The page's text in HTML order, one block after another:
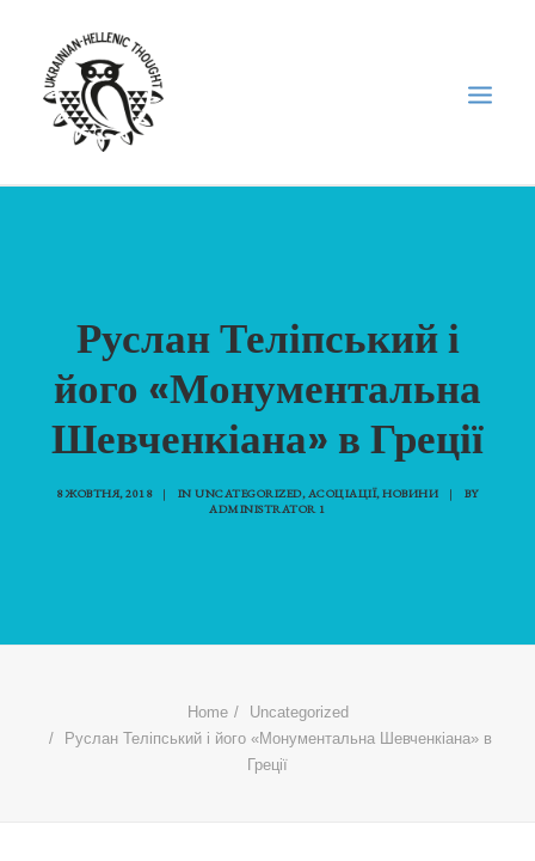
ФОРУМ УКРАЇНСЬКОЇ ДІАСПОРИ В ГРЕЦІЇ
ПРО НАС
“ВІСНИК”/”ΑΓΓΕΛΙΑΦΌΡΟΣ”
Руслан Теліпський і
його «Монументальна
Шевченкіана» в Греції
8 ЖОВТНЯ, 2018 | INUNCATEGORIZED,АСОЦІАЦІЇ,НОВИНИ |
BY
ADMINISTRATOR 1
Home
Uncategorized
Руслан Теліпський і його «Монументальна Шевченкіана» в
Греції